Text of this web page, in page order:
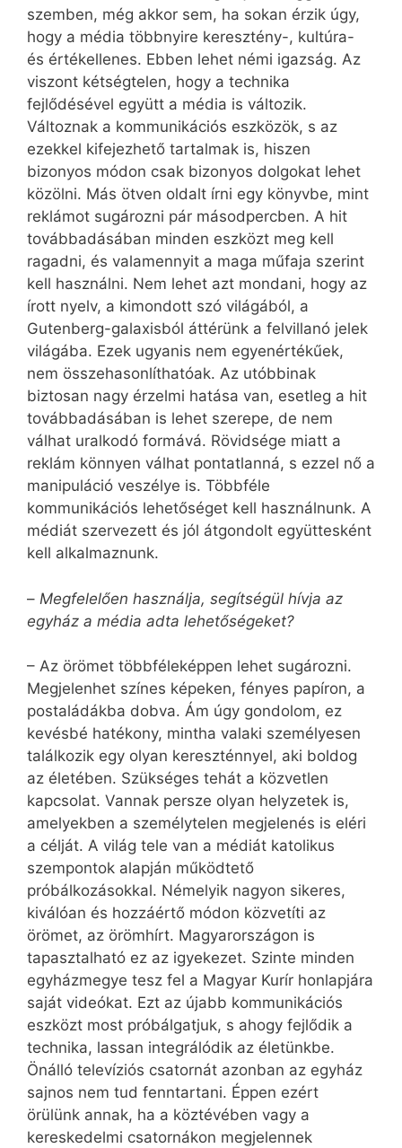
szemben, még akkor sem, ha sokan érzik úgy,
hogy a média többnyire keresztény-, kultúra-
és értékellenes. Ebben lehet némi igazság. Az
viszont kétségtelen, hogy a technika
fejlődésével együtt a média is változik.
Változnak a kommunikációs eszközök, s az
ezekkel kifejezhető tartalmak is, hiszen
bizonyos módon csak bizonyos dolgokat lehet
közölni. Más ötven oldalt írni egy könyvbe, mint
reklámot sugározni pár másodpercben. A hit
továbbadásában minden eszközt meg kell
ragadni, és valamennyit a maga műfaja szerint
kell használni. Nem lehet azt mondani, hogy az
írott nyelv, a kimondott szó világából, a
Gutenberg-galaxisból áttérünk a felvillanó jelek
világába. Ezek ugyanis nem egyenértékűek,
nem összehasonlíthatóak. Az utóbbinak
biztosan nagy érzelmi hatása van, esetleg a hit
továbbadásában is lehet szerepe, de nem
válhat uralkodó formává. Rövidsége miatt a
reklám könnyen válhat pontatlanná, s ezzel nő a
manipuláció veszélye is. Többféle
kommunikációs lehetőséget kell használnunk. A
médiát szervezett és jól átgondolt együttesként
kell alkalmaznunk.
– Megfelelően használja, segítségül hívja az
egyház a média adta lehetőségeket?
– Az örömet többféleképpen lehet sugározni.
Megjelenhet színes képeken, fényes papíron, a
postaládákba dobva. Ám úgy gondolom, ez
kevésbé hatékony, mintha valaki személyesen
találkozik egy olyan kereszténnyel, aki boldog
az életében. Szükséges tehát a közvetlen
kapcsolat. Vannak persze olyan helyzetek is,
amelyekben a személytelen megjelenés is eléri
a célját. A világ tele van a médiát katolikus
szempontok alapján működtető
próbálkozásokkal. Némelyik nagyon sikeres,
kiválóan és hozzáértő módon közvetíti az
örömet, az örömhírt. Magyarországon is
tapasztalható ez az igyekezet. Szinte minden
egyházmegye tesz fel a Magyar Kurír honlapjára
saját videókat. Ezt az újabb kommunikációs
eszközt most próbálgatjuk, s ahogy fejlődik a
technika, lassan integrálódik az életünkbe.
Önálló televíziós csatornát azonban az egyház
sajnos nem tud fenntartani. Éppen ezért
örülünk annak, ha a köztévében vagy a
kereskedelmi csatornákon megjelennek